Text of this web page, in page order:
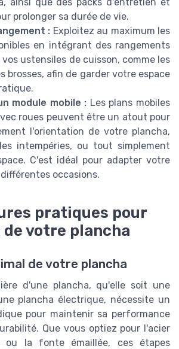
prolonger sa durée de vie.
: Exploitez au maximum les
en intégrant des rangements
ustensiles de cuisson, comme les
brosses, afin de garder votre espace
module mobile : Les plans mobiles
roues peuvent être un atout pour
l'orientation de votre plancha,
intempéries, ou tout simplement
C'est idéal pour adapter votre
occasions.
pratiques pour
votre plancha
de votre plancha
d'une plancha, qu'elle soit une
plancha électrique, nécessite un
pour maintenir sa performance
Que vous optiez pour l'acier
ou la fonte émaillée, ces étapes